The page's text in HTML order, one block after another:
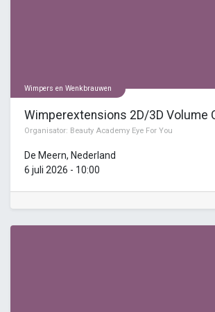
Wimpers en Wenkbrauwen
Wimperextensions 2D/3D Volume
Organisator: Beauty Academy Eye For You
De Meern, Nederland
6 juli 2026 - 10:00